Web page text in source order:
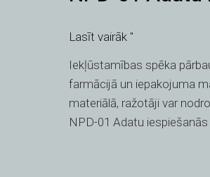
iespiešanās
testeris
Lasīt vairāk "
Iekļūstamības spēka
farmācijā un iepakojuma
materiālā, ražotāji var
NPD-01 Adatu